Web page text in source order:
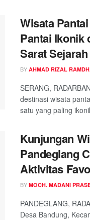
Wisata
Pantai Ikonik
Sarat Sejarah
BY AHMAD RIZAL
SERANG,
destinasi wisata
satu yang paling
Kunjungan
Pandeglang
Aktivitas
BY MOCH. MADANI
PANDEGLANG,
Desa Bandung,